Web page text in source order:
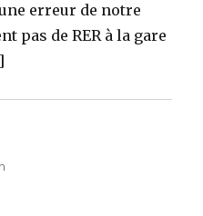
erreur de notre
pas de RER à la gare